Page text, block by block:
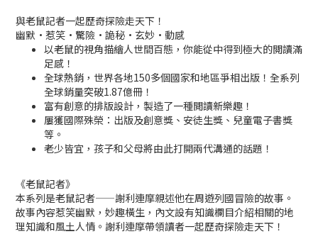
與老鼠記者一起歷奇探險走天下！
幽默•惹笑•驚險•詭秘•玄妙•動感
以老鼠的視角描繪人世間百態，你能從中得到極大的閲讀滿
足感！
全球熱銷，世界各地150多個國家和地區爭相出版！全系列
全球銷量突破1.87億冊！
富有創意的排版設計，製造了一種閲讀新樂趣！
屢獲國際殊榮：出版及創意獎、安徒生獎、兒童電子書獎
等。
老少皆宜，孩子和父母將由此打開兩代溝通的話題！
《老鼠記者》
本系列是老鼠記者——謝利連摩親述他在周遊列國冒險的故事。
故事內容惹笑幽默，妙趣橫生，內文設有知識欄目介紹相關的地
理知識和風土人情。謝利連摩帶領讀者一起歷奇探險走天下！